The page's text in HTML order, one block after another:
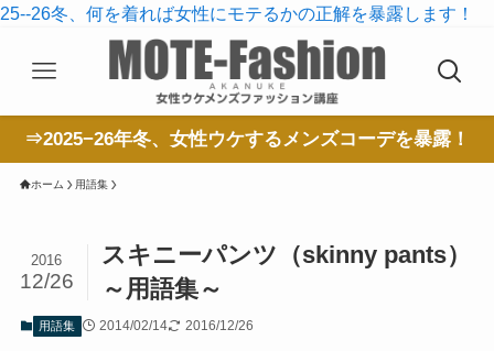
25--26冬、何を着れば女性にモテるかの正解を暴露します！
⇒2025−26年冬、女性ウケするメンズコーデを暴露！
ホーム 用語集
スキニーパンツ（skinny pants）
～用語集～
2016
12/26
用語集 2014/02/14 2016/12/26